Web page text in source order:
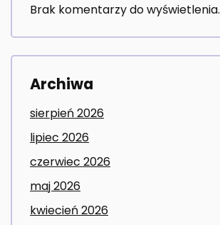
Brak komentarzy do wyświetlenia.
Archiwa
sierpień 2026
lipiec 2026
czerwiec 2026
maj 2026
kwiecień 2026